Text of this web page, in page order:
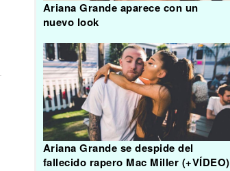
Ariana Grande aparece con un
nuevo look
Ariana Grande se despide del
fallecido rapero Mac Miller (+VÍDEO)